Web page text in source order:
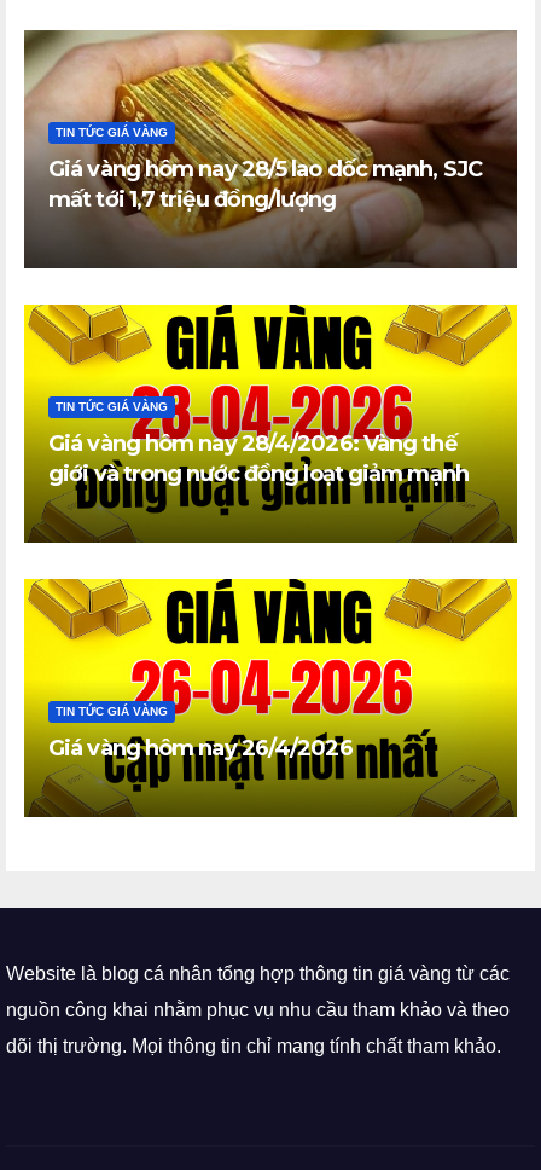
TIN TỨC GIÁ VÀNG
Giá vàng hôm nay 28/5 lao dốc mạnh, SJC
mất tới 1,7 triệu đồng/lượng
TIN TỨC GIÁ VÀNG
Giá vàng hôm nay 28/4/2026: Vàng thế
giới và trong nước đồng loạt giảm mạnh
TIN TỨC GIÁ VÀNG
Giá vàng hôm nay 26/4/2026
Website là blog cá nhân tổng hợp thông tin giá vàng từ các
nguồn công khai nhằm phục vụ nhu cầu tham khảo và theo
dõi thị trường. Mọi thông tin chỉ mang tính chất tham khảo.